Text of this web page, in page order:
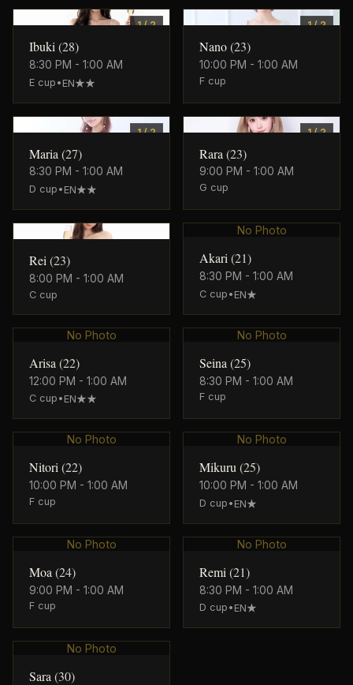
1/2
Ibuki (28)
8:30 PM - 1:00 AM
E cup • EN★★
1/2
Nano(23)
10:00 PM - 1:00 AM
F cup
1/2
Maria (27)
8:30 PM - 1:00 AM
D cup • EN★★
1/2
Rara (23)
9:00 PM - 1:00 AM
G cup
Rei (23)
8:00 PM - 1:00 AM
C cup
No Photo
Akari (21)
8:30 PM - 1:00 AM
C cup • EN★
No Photo
Arisa (22)
12:00 PM - 1:00 AM
C cup • EN★★
No Photo
Seina (25)
8:30 PM - 1:00 AM
F cup
No Photo
Nitori(22)
10:00 PM - 1:00 AM
F cup
No Photo
Mikuru(25)
10:00 PM - 1:00 AM
D cup • EN★
No Photo
Moa (24)
9:00 PM - 1:00 AM
F cup
No Photo
Remi (21)
8:30 PM - 1:00 AM
D cup • EN★
No Photo
Sara(30)